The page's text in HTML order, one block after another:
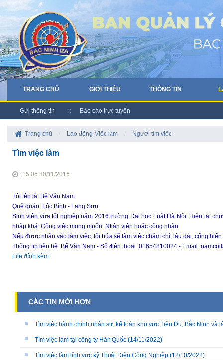
TRANG CHỦ GIỚI THIỆU THÔNG TIN
Gửi thông tin Báo cáo trực tuyến
Trang chủ Lao động-Việc làm Người tìm việc
Tìm việc làm
15:06 30/11/2016
Tôi tên là: Bế Văn Nam
Quê quán: Lộc Bình - Lạng Sơn
Sinh viên vừa tốt nghiệp năm 2016 trường Đại học Luật Hà Nội. Hiện tại
nhập khá. Công việc mong muốn: Nhân viên hoặc công nhân
Nếu được nhận vào làm việc, tôi hứa sẽ làm việc chăm chỉ, lâu dài, cống
Thông tin liên hệ: Bế Văn Nam - Số điện thoại: 01654810024 - Email:
File đính kèm
CÁC TIN MỚI HƠN
Tìm việc hành chính nhân sự, kế toán khu vực Tiên Du, Bắc Ninh và
Tìm việc làm tại công ty Hàn Quốc (14/11/2022)
Tìm việc làm lĩnh vực kỹ Thuật Điện Công Nghiệp (12/10/2022)